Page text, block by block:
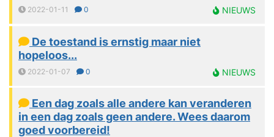
2022-01-11 0 NIEUWS
De toestand is ernstig maar niet
hopeloos...
2022-01-07 0 NIEUWS
Een dag zoals alle andere kan veranderen
in een dag zoals geen andere. Wees daarom
goed voorbereid!